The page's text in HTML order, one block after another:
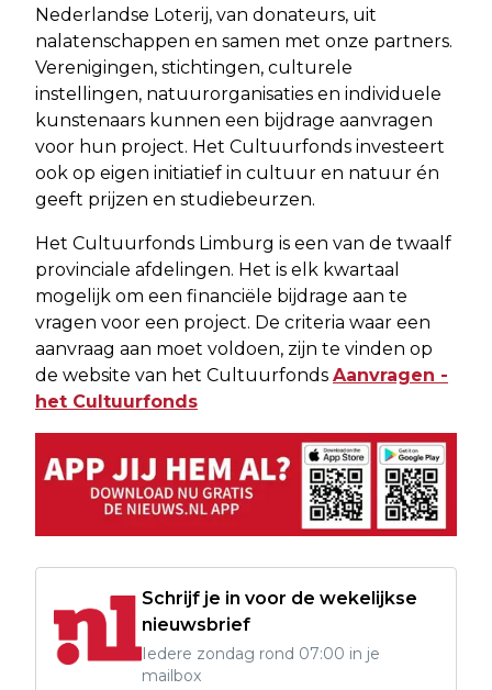
Nederlandse Loterij, van donateurs, uit
nalatenschappen en samen met onze partners.
Verenigingen, stichtingen, culturele
instellingen, natuurorganisaties en individuele
kunstenaars kunnen een bijdrage aanvragen
voor hun project. Het Cultuurfonds investeert
ook op eigen initiatief in cultuur en natuur én
geeft prijzen en studiebeurzen.
Het Cultuurfonds Limburg is een van de twaalf
provinciale afdelingen. Het is elk kwartaal
mogelijk om een financiële bijdrage aan te
vragen voor een project. De criteria waar een
aanvraag aan moet voldoen, zijn te vinden op
de website van het Cultuurfonds Aanvragen -
het Cultuurfonds
Schrijf je in voor de wekelijkse
nieuwsbrief
Iedere zondag rond 07:00 in je
mailbox